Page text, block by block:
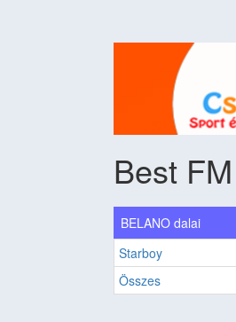
Best
BELANO dalai
Starboy
Összes